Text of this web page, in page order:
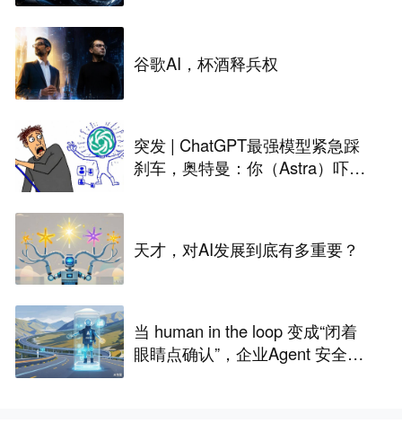
谷歌AI，杯酒释兵权
突发 | ChatGPT最强模型紧急踩
刹车，奥特曼：你（Astra）吓到
天才，对AI发展到底有多重要？
当 human in the loop 变成“闭着
眼睛点确认”，企业Agent 安全还